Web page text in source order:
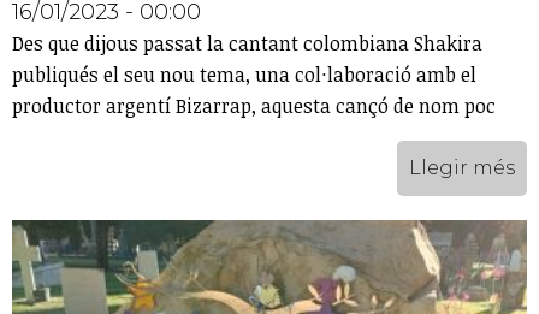
16/01/2023 - 00:00
Des que dijous passat la cantant colombiana Shakira
publiqués el seu nou tema, una col·laboració amb el
productor argentí Bizarrap, aquesta cançó de nom poc
Llegir més